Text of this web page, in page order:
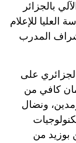
بالجزائر
للإعلام
المدرب
على
كافي من
ونضال
بوزيد من